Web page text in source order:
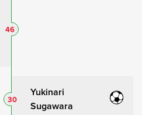
46
Yukinari
Sugawara
30